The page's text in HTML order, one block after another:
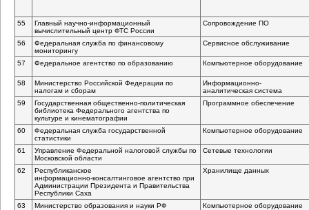
55 Главный научно-информационный
вычислительный центр ФТС России
Сопровождение ПО
56
Федеральная служба по финансовому
мониторингу
Сервисное обслуживание
57 Федеральное агентство по образованию Компьютерное оборудование
58
Министерство Российской Федерации по
налогам и сборам
Информационно-
аналитическая система
59
Государственная общественно-политическая
библиотека Федерального агентства по
культуре и кинематографии
Программное обеспечение
60
Федеральная служба государственной
статистики
Компьютерное оборудование
61
Управление Федеральной налоговой службы по
Московской области
Сетевые технологии
62
Республиканское
информационно-консалтинговое агентство при
Администрации Президента и Правительства
Республики Саха
Хранилище данных
63 Министерство образования и науки РФ Компьютерное оборудование